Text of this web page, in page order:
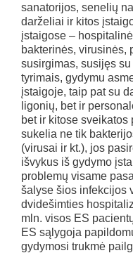
sanatorijos, senelių
darželiai ir kitos
įstaigose –
bakterinės, virusinės,
susirgimas, susijęs
tyrimais, gydymu
įstaigoje, taip pat su
ligonių, bet ir
bet ir kitose
sukelia ne tik
(virusai ir kt.), jos
išvykus iš gydymo
problemų visame
šalyse šios infekcijos
dvidešimties
mln. visos ES
ES sąlygoja
gydymosi trukmė